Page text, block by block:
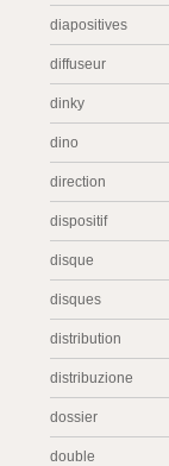
diapositives
diffuseur
dinky
dino
direction
dispositif
disque
disques
distribution
distribuzione
dossier
double